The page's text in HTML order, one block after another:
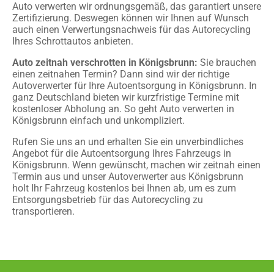
Auto verwerten wir ordnungsgemäß, das garantiert unsere
Zertifizierung. Deswegen können wir Ihnen auf Wunsch
auch einen Verwertungsnachweis für das Autorecycling
Ihres Schrottautos anbieten.
Auto zeitnah verschrotten in Königsbrunn: Sie brauchen
einen zeitnahen Termin? Dann sind wir der richtige
Autoverwerter für Ihre Autoentsorgung in Königsbrunn. In
ganz Deutschland bieten wir kurzfristige Termine mit
kostenloser Abholung an. So geht Auto verwerten in
Königsbrunn einfach und unkompliziert.
Rufen Sie uns an und erhalten Sie ein unverbindliches
Angebot für die Autoentsorgung Ihres Fahrzeugs in
Königsbrunn. Wenn gewünscht, machen wir zeitnah einen
Termin aus und unser Autoverwerter aus Königsbrunn
holt Ihr Fahrzeug kostenlos bei Ihnen ab, um es zum
Entsorgungsbetrieb für das Autorecycling zu
transportieren.